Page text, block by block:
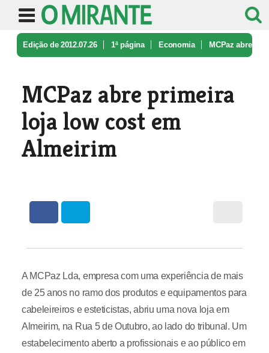
Edição de 2012.07.26 1ª página Economia MCPaz abre
MCPaz abre primeira
loja low cost em
Almeirim
A MCPaz Lda, empresa com uma experiência de mais
de 25 anos no ramo dos produtos e equipamentos para
cabeleireiros e esteticistas, abriu uma nova loja em
Almeirim, na Rua 5 de Outubro, ao lado do tribunal. Um
estabelecimento aberto a profissionais e ao público em